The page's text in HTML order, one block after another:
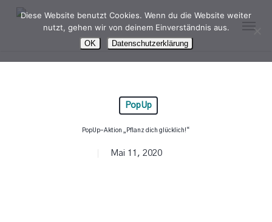
Menu
PopUp
PopUp-Aktion „Pflanz dich glücklich!“
Mai 11, 2020
Diese Website benutzt Cookies. Wenn du die Website weiter
nutzt, gehen wir von deinem Einverständnis aus.
OK Datenschutzerklärung